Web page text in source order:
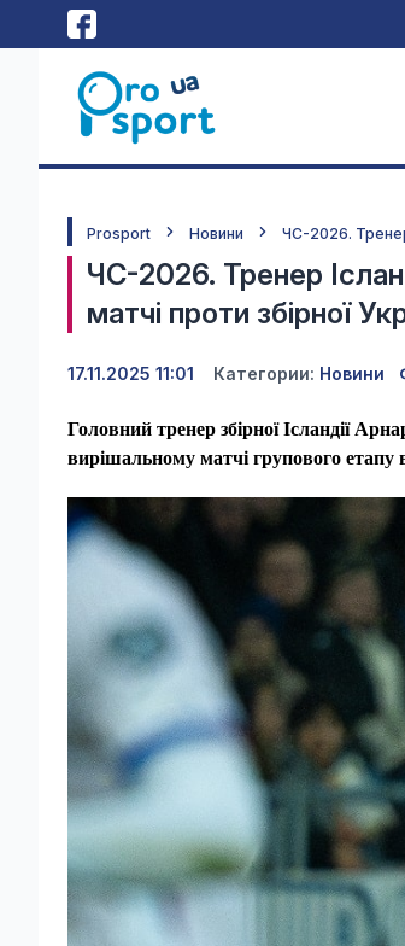
Prosport Новини ЧС-2026. Тренер
ЧС-2026. Тренер
матчі проти збірної
17.11.2025 11:01 Категории: Новини
Головний тренер збірної Ісландії
вирішальному матчі групового етапу